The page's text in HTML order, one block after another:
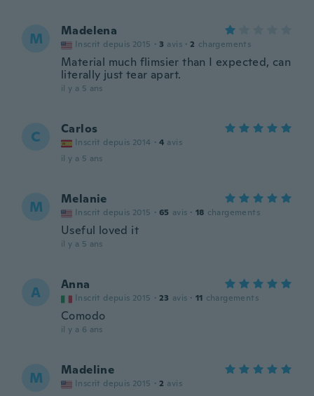
M Madelena
Inscrit depuis 2015 · 3 avis · 2 chargements
Material much flimsier than I expected, can
literally just tear apart.
il y a 5 ans
C Carlos
Inscrit depuis 2014 · 4 avis
il y a 5 ans
M Melanie
Inscrit depuis 2015 · 65 avis · 18 chargements
Useful loved it
il y a 5 ans
A Anna
Inscrit depuis 2015 · 23 avis · 11 chargements
Comodo
il y a 6 ans
M Madeline
Inscrit depuis 2015 · 2 avis